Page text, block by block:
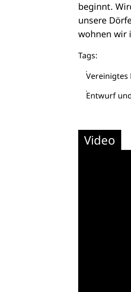
beginnt.
unsere
wohnen wir
Tags:
Vereinigtes
Entwurf
Video